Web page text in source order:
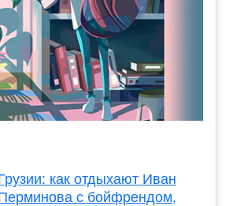
как отдыхают Иван
с бойфрендом,